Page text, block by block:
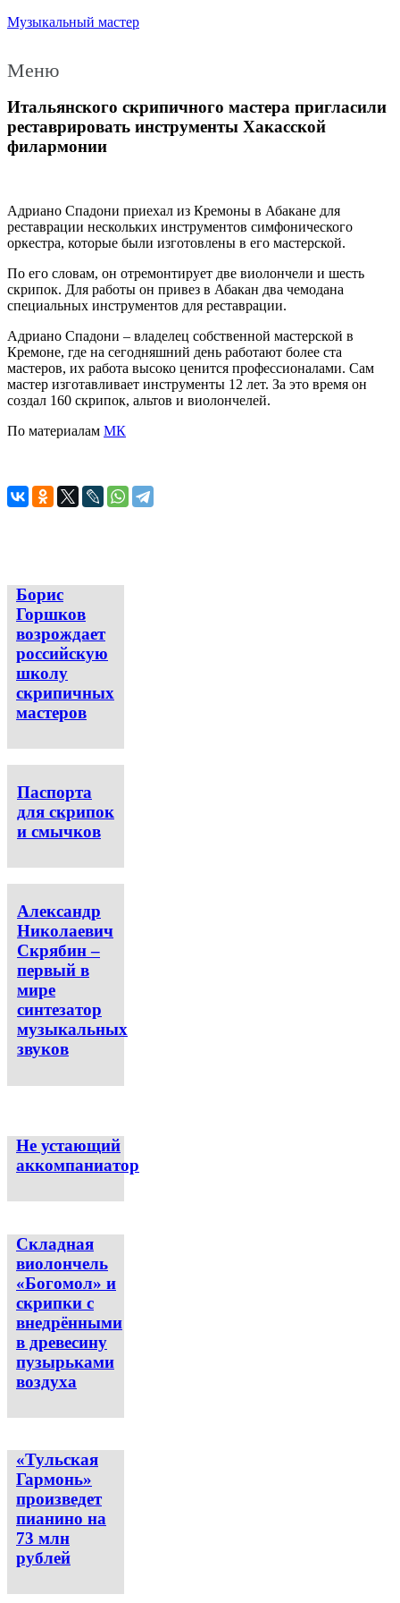
Музыкальный мастер
Меню
Итальянского скрипичного мастера пригласили
реставрировать инструменты Хакасской
филармонии
Адриано Спадони приехал из Кремоны в Абакане для
реставрации нескольких инструментов симфонического
оркестра, которые были изготовлены в его мастерской.
По его словам, он отремонтирует две виолончели и шесть
скрипок. Для работы он привез в Абакан два чемодана
специальных инструментов для реставрации.
Адриано Спадони – владелец собственной мастерской в
Кремоне, где на сегодняшний день работают более ста
мастеров, их работа высоко ценится профессионалами. Сам
мастер изготавливает инструменты 12 лет. За это время он
создал 160 скрипок, альтов и виолончелей.
По материалам МК
Борис
Горшков
возрождает
российскую
школу
скрипичных
мастеров
Паспорта
для скрипок
и смычков
Александр
Николаевич
Скрябин –
первый в
мире
синтезатор
музыкальных
звуков
Не устающий
аккомпаниатор
Складная
виолончель
«Богомол» и
скрипки с
внедрёнными
в древесину
пузырьками
воздуха
«Тульская
Гармонь»
произведет
пианино на
73 млн
рублей